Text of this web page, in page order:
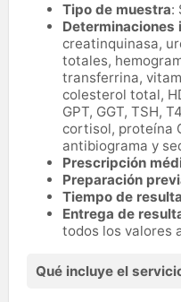
Tipo de muestra:
Determinaciones
creatinquinasa,
totales,
transferrina,
colesterol total,
GPT, GGT, TSH,
cortisol, proteína
antibiograma y
Prescripción
Preparación
Tiempo de
Entrega de
todos los valores
Qué incluye el